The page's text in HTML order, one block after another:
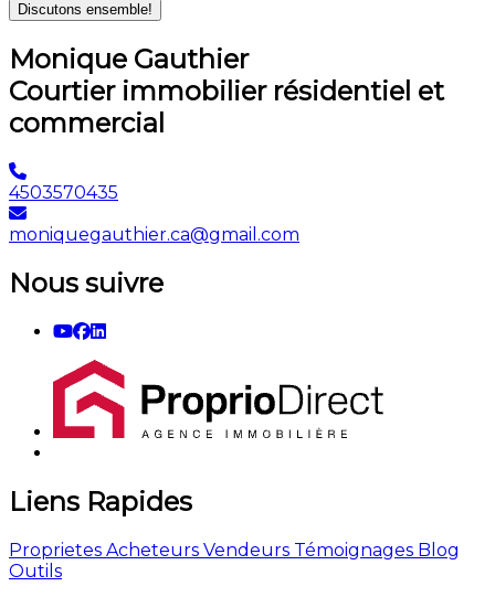
Discutons ensemble!
Monique Gauthier
Courtier immobilier résidentiel et
commercial
4503570435
moniquegauthier.ca@gmail.com
Nous suivre
Liens Rapides
Proprietes Acheteurs Vendeurs Témoignages Blog
Outils